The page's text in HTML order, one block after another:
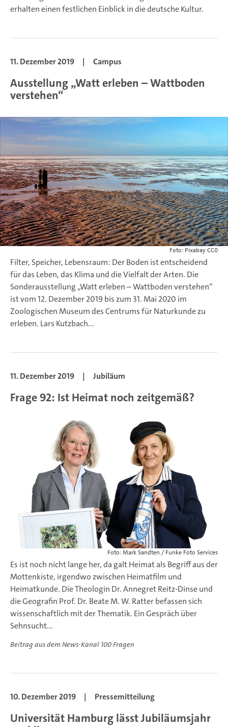
erhalten einen festlichen Einblick in die deutsche Kultur.
11. Dezember 2019 | Campus
Ausstellung „Watt erleben – Wattboden
verstehen“
Foto: Pixabay CC0
Filter, Speicher, Lebensraum: Der Boden ist entscheidend
für das Leben, das Klima und die Vielfalt der Arten. Die
Sonderausstellung „Watt erleben – Wattboden verstehen“
ist vom 12. Dezember 2019 bis zum 31. Mai 2020 im
Zoologischen Museum des Centrums für Naturkunde zu
erleben. Lars Kutzbach...
11. Dezember 2019 | Jubiläum
Frage 92: Ist Heimat noch zeitgemäß?
Foto: Mark Sandten / Funke Foto Services
Es ist noch nicht lange her, da galt Heimat als Begriff aus der
Mottenkiste, irgendwo zwischen Heimatfilm und
Heimatkunde. Die Theologin Dr. Annegret Reitz-Dinse und
die Geografin Prof. Dr. Beate M. W. Ratter befassen sich
wissenschaftlich mit der Thematik. Ein Gespräch über
Sehnsucht...
Beitrag aus dem News-Kanal 100 Fragen
10. Dezember 2019 | Pressemitteilung
Universität Hamburg lässt Jubiläumsjahr